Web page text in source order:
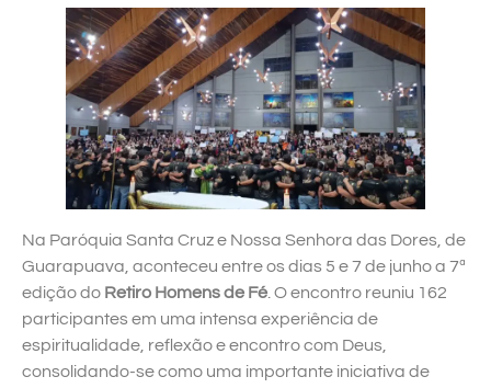
Na Paróquia Santa Cruz e Nossa Senhora das Dores, de
Guarapuava, aconteceu entre os dias 5 e 7 de junho a 7ª
edição do Retiro Homens de Fé. O encontro reuniu 162
participantes em uma intensa experiência de
espiritualidade, reflexão e encontro com Deus,
consolidando-se como uma importante iniciativa de